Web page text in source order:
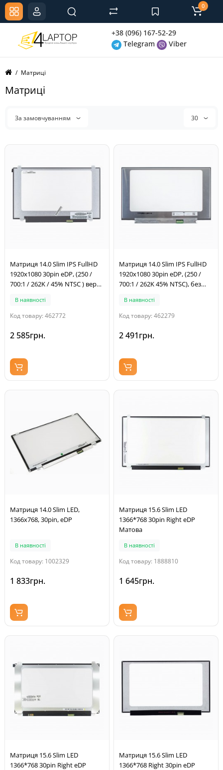
+38 (096) 167-52-29
Telegram
Viber
0
Матриці
Матриці
За замовчуванням 30
Матриця 14.0 Slim IPS FullHD
1920x1080 30pin eDP, (250 /
700:1 / 262K / 45% NTSC ) верх-
електроніка 220мм
В наявності
Код товару: 462772
2 585грн.
Матриця 14.0 Slim IPS FullHD
1920x1080 30pin eDP, (250 /
700:1 / 262K 45% NTSC), без
В наявності
Код товару: 462279
2 491грн.
Матриця 14.0 Slim LED,
1366x768, 30pin, eDP
В наявності
Код товару: 1002329
1 833грн.
Матриця 15.6 Slim LED
1366*768 30pin Right eDP
Матова
В наявності
Код товару: 1888810
1 645грн.
Матриця 15.6 Slim LED
1366*768 30pin Right eDP
Матриця 15.6 Slim LED
1366*768 Right 30pin eDP